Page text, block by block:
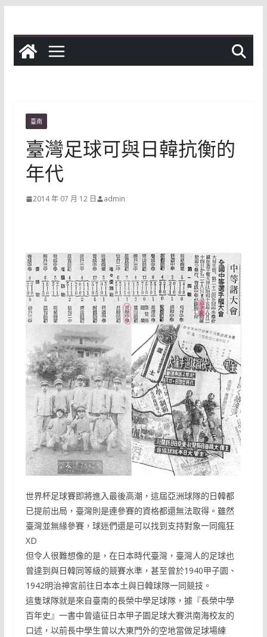
content
臺南
臺灣足球可與日韓抗衡的
年代
2014 年 07 月 12 日 admin
世界杯足球賽即將進入最後高潮，這屆亞洲球隊的日韓都
已提前出局，臺灣則是連參賽的資格都還無法取得。雖然
臺灣並無緣參賽，球迷們還是可以找到支持對象一同瘋狂
XD
但令人很難想像的是，在日本時代臺灣，臺灣人的足球也
曾達到與日韓同等級的競賽水準，甚至曾於1940甲子園、
1942明治神宮前往日本本土與日韓球隊一同競技。
這隻球隊就是來自臺南的長榮中學足球隊，據『長榮中學
百年史』一書中曾遠征日本甲子園足球大賽洪南海校友的
口述，以前長中學生曾以大東門外的空地當做足球場練